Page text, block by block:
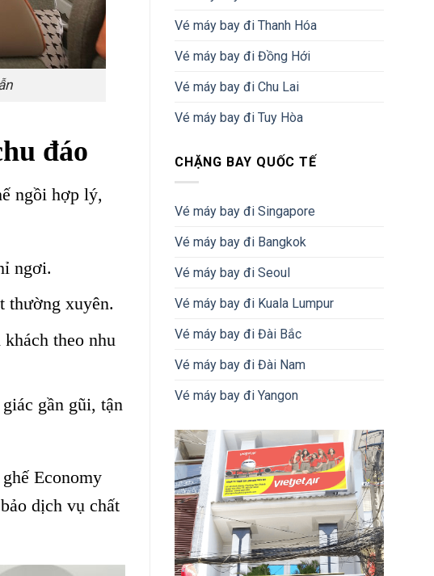
đáo
ngồi hợp lý,
ngơi.
thường xuyên.
theo nhu
gần gũi, tận
Economy
dịch vụ chất
Vé máy bay đi Thanh Hóa
Vé máy bay đi Đồng Hới
Vé máy bay đi Chu Lai
Vé máy bay đi Tuy Hòa
CHẶNG BAY QUỐC TẾ
Vé máy bay đi Singapore
Vé máy bay đi Bangkok
Vé máy bay đi Seoul
Vé máy bay đi Kuala Lumpur
Vé máy bay đi Đài Bắc
Vé máy bay đi Đài Nam
Vé máy bay đi Yangon